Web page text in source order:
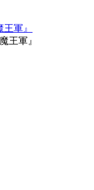
軍』